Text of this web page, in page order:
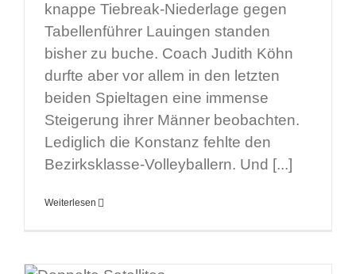
knappe Tiebreak-Niederlage gegen
Tabellenführer Lauingen standen
bisher zu buche. Coach Judith Köhn
durfte aber vor allem in den letzten
beiden Spieltagen eine immense
Steigerung ihrer Männer beobachten.
Lediglich die Konstanz fehlte den
Bezirksklasse-Volleyballern. Und [...]
Weiterlesen